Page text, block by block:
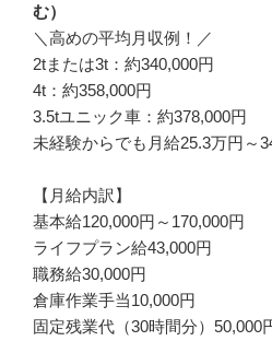
む）
＼高めの平均月収例！／
2tまたは3t：約340,000円
4t：約358,000円
3.5tユニック車：約378,000円
未経験からでも月給25.3万円～
【月給内訳】
基本給120,000円～170,000円
ライフプラン給43,000円
職務給30,000円
倉庫作業手当10,000円
固定残業代（30時間分）50,000